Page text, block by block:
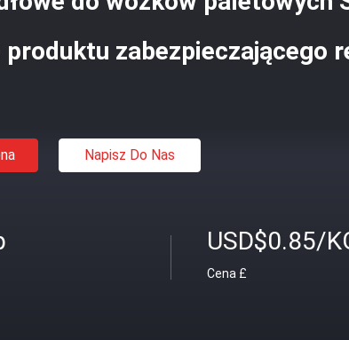
zabezpieczającego
Napisz Do Nas
USD$0.85/
Cena £